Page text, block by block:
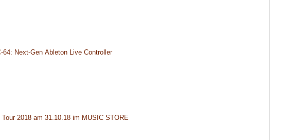
64: Next-Gen Ableton Live Controller
Tour 2018 am 31.10.18 im MUSIC STORE